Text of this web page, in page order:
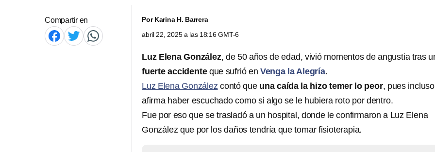
Compartir en PorKarina H. Barrera
abril 22, 2025 a las 18:16 GMT-6
Luz Elena González, de 50 años de edad, vivió momentos de angustia tras
fuerte accidenteque sufrió en Venga la Alegría.
Luz Elena González contó que una caída la hizo temer lo peor, pues incluso
afirma haber escuchado como si algo se le hubiera roto por dentro.
Fue por eso que se trasladó a un hospital, donde le confirmaron a Luz Elena
González que por los daños tendría que tomar fisioterapia.